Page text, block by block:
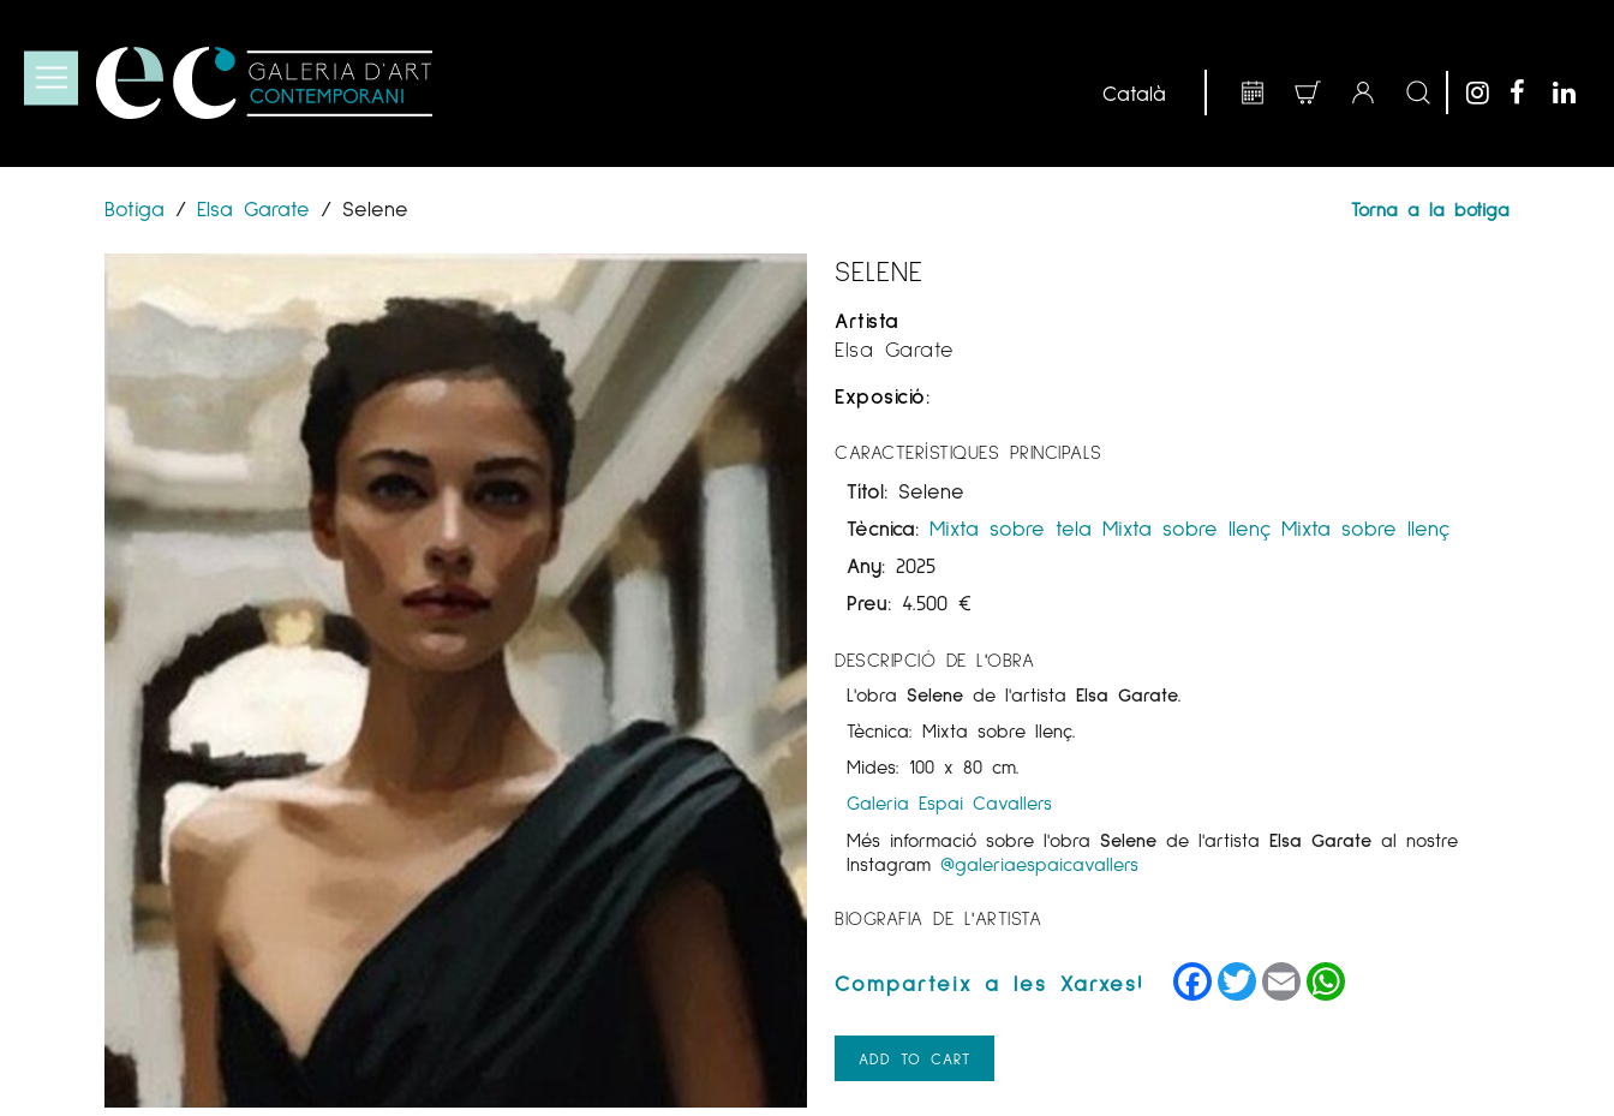
Botiga / Elsa Garate / Selene Torna a la botiga
SELENE
Artista
Elsa Garate
Exposició:
CARACTERÍSTIQUES PRINCIPALS
Títol: Selene
Tècnica: Mixta sobre tela Mixta sobre llenç Mixta sobre llenç
Any: 2025
Preu: 4.500€
DESCRIPCIÓ DE L'OBRA
L'obraSelenede l'artistaElsa Garate.
Tècnica: Mixta sobre llenç.
Mides: 100 x 80 cm.
Galeria Espai Cavallers
Més informació sobre l'obraSelene de l'artistaElsa Garate al nostre
Instagram@galeriaespaicavallers
BIOGRAFIA DE L'ARTISTA
Facebook
TwitterEmail
ADD TO CART